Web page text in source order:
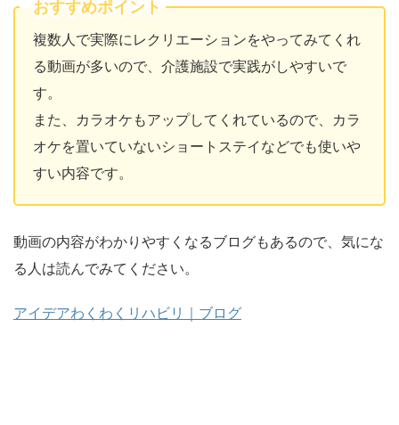
おすすめポイント
複数人で実際にレクリエーションをやってみてくれ
る動画が多いので、介護施設で実践がしやすいで
す。
また、カラオケもアップしてくれているので、カラ
オケを置いていないショートステイなどでも使いや
すい内容です。
動画の内容がわかりやすくなるブログもあるので、気にな
る人は読んでみてください。
アイデアわくわくリハビリ｜ブログ